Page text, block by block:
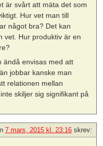
är svårt att mäta det som
Hur vet man till
något bra? Det kan
vet. Hur produktiv är en
ändå envisas med att
jobbar kanske man
relationen mellan
skiljer sig signifikant på
7 mars, 2015 kl. 23:16 skrev: